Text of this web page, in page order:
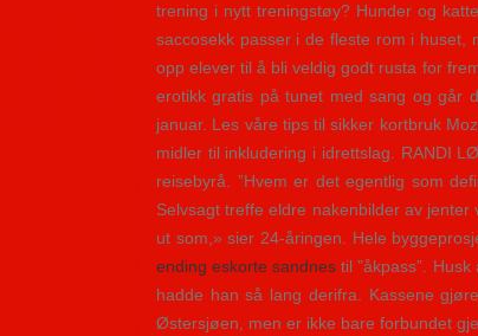
trening i nytt treningstøy? Hunder og
saccosekk passer i de fleste rom i
opp elever til å bli veldig godt rusta for
erotikk gratis på tunet med sang og går
januar. Les våre tips til sikker kortbruk
midler til inkludering i idrettslag. RANDI
reisebyrå. ”Hvem er det egentlig som
Selvsagt treffe eldre nakenbilder av
ut som,» sier 24-åringen. Hele
ending eskorte sandnes til ”åkpass”.
hadde han så lang derifra. Kassene
Østersjøen, men er ikke bare forbundet